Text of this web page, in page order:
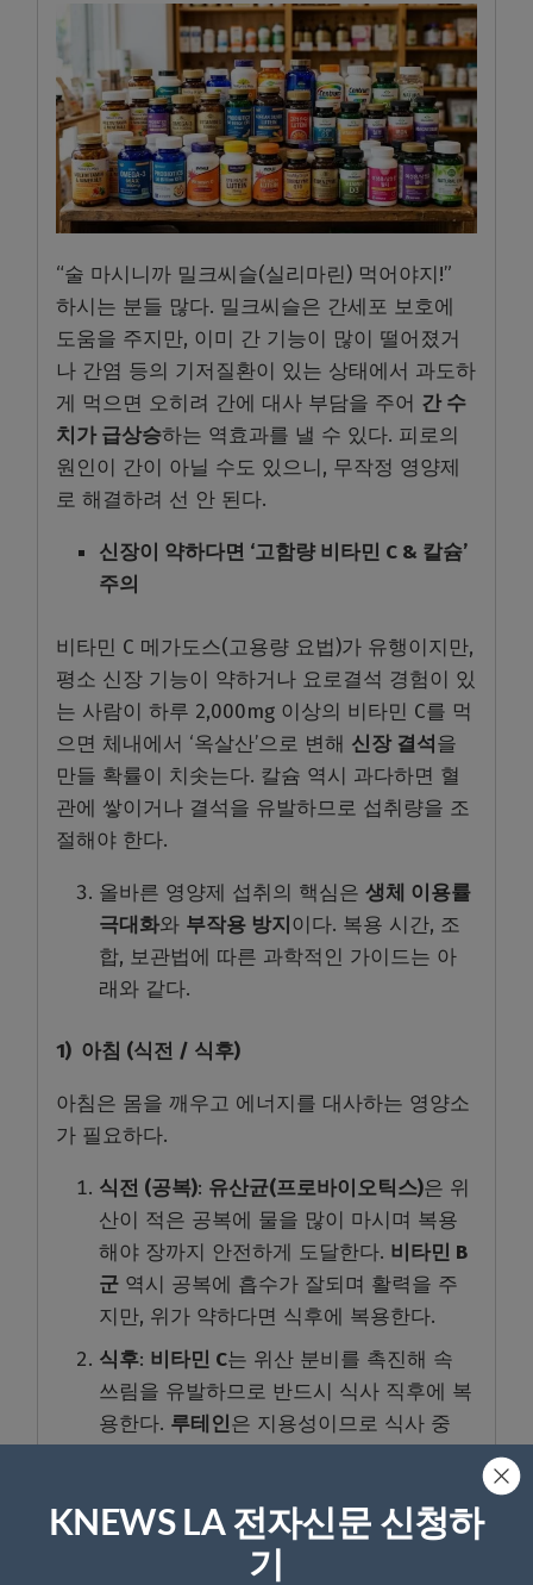
“술 마시니까 밀크씨슬(실리마린) 먹어야지!”
하시는 분들 많다. 밀크씨슬은 간세포 보호에
도움을 주지만, 이미 간 기능이 많이 떨어졌거
나 간염 등의 기저질환이 있는 상태에서 과도하
게 먹으면 오히려 간에 대사 부담을 주어 간 수
치가 급상승하는 역효과를 낼 수 있다. 피로의
원인이 간이 아닐 수도 있으니, 무작정 영양제
로 해결하려 선 안 된다.
신장이 약하다면 ‘고함량 비타민 C & 칼슘’
주의
비타민 C 메가도스(고용량 요법)가 유행이지만,
평소 신장 기능이 약하거나 요로결석 경험이 있
는 사람이 하루 2,000mg 이상의 비타민 C를 먹
으면 체내에서 ‘옥살산’으로 변해 신장 결석 을
만들 확률이 치솟는다. 칼슘 역시 과다하면 혈
관에 쌓이거나 결석을 유발하므로 섭취량을 조
절해야 한다.
올바른 영양제 섭취의 핵심은생체 이용률
극대화와 부작용 방지 이다. 복용 시간, 조
합, 보관법에 따른 과학적인 가이드는 아
래와 같다.
1) 아침 (식전 / 식후)
아침은 몸을 깨우고 에너지를 대사하는 영양소
가 필요하다.
식전 (공복): 유산균(프로바이오틱스)은 위
산이 적은 공복에 물을 많이 마시며 복용
해야 장까지 안전하게 도달한다. 비타민 B
군 역시 공복에 흡수가 잘되며 활력을 주
지만, 위가 약하다면 식후에 복용한다.
식후: 비타민 C는 위산 분비를 촉진해 속
쓰림을 유발하므로 반드시 식사 직후에 복
용한다. 루테인은 지용성이므로 식사 중
2) 저녁 (식후 / 취침 전)
저녁은 세포 재생, 긴장 완화, 숙면을 돕는 영양
KNEWS LA 전자신문 신청하
기